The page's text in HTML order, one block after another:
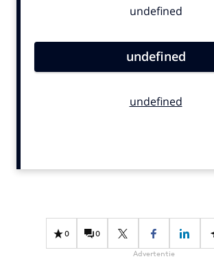
Contentmarketing
Effectiviteit
Gedragsverandering
0 0
Advertentie